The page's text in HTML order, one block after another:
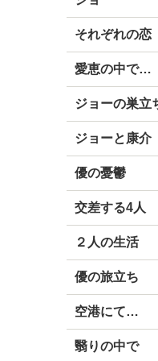
それぞれの恋
愛恵の中で…
ジョーの巣立
ジョーと康介
優の憂鬱
交差する4人
２人の生活
優の旅立ち
空港にて…
翳りの中で